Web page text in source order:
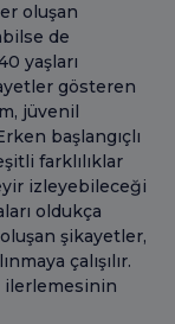
oluşan
de
yaşları
gösteren
jüvenil
başlangıçlı
farklılıklar
izleyebileceği
oldukça
şikayetler,
çalışılır.
ilerlemesinin